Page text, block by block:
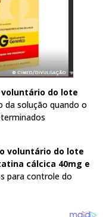
do lote
da solução quando o
voluntário do lote
cálcica 40mg e
para controle do